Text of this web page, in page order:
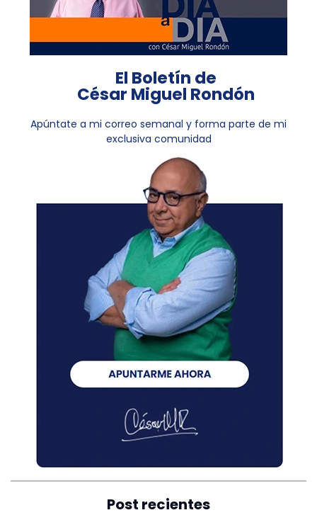
El Boletín de
César Miguel Rondón
Apúntate a mi correo semanal y forma parte de mi
exclusiva comunidad
Post recientes